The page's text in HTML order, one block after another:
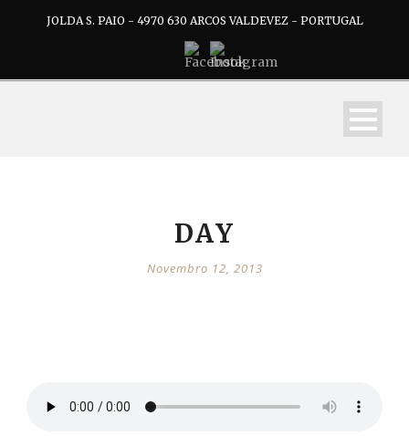
JOLDA S. PAIO - 4970 630 ARCOS VALDEVEZ - PORTUGAL
DAY
Novembro 12, 2013